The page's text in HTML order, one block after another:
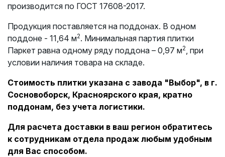
производится по ГОСТ 17608-2017.
Продукция поставляется на поддонах. В одном
поддоне - 11,64 м2. Минимальная партия плитки
Паркет равна одному ряду поддона – 0,97 м2 , при
условии наличия товара на складе.
Стоимость плитки указана с завода "Выбор", в г.
Сосновоборск, Красноярского края, кратно
поддонам, без учета логистики.
Для расчета доставки в ваш регион обратитесь
к сотрудникам отдела продаж любым удобным
для Вас способом.